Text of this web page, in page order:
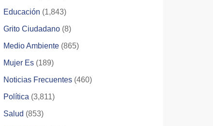
Educación (1,843)
Grito Ciudadano (8)
Medio Ambiente (865)
Mujer Es (189)
Noticias Frecuentes (460)
Política (3,811)
Salud (853)